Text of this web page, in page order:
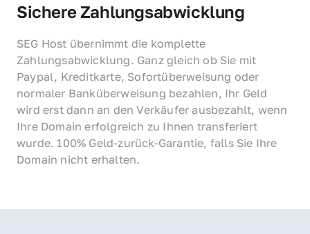
Sichere Zahlungsabwicklung
SEG Host übernimmt die komplette
Zahlungsabwicklung. Ganz gleich ob Sie mit
Paypal, Kreditkarte, Sofortüberweisung oder
normaler Banküberweisung bezahlen, Ihr Geld
wird erst dann an den Verkäufer ausbezahlt, wenn
Ihre Domain erfolgreich zu Ihnen transferiert
wurde. 100% Geld-zurück-Garantie, falls Sie Ihre
Domain nicht erhalten.